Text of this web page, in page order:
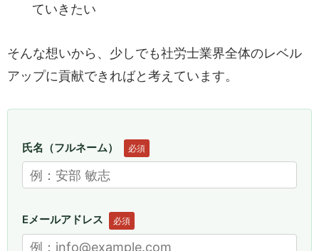
ていきたい
そんな想いから、少しでも社労士業界全体のレベル
アップに貢献できればと考えています。
氏名（フルネーム） 必須
Eメールアドレス 必須